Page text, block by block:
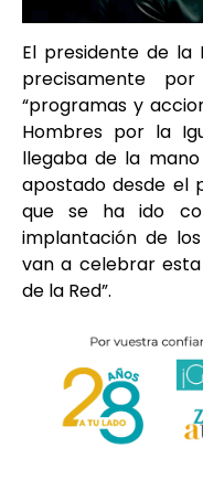
El presidente de la
precisamente
“programas y
Hombres por la
llegaba de la
apostado desde el
que se ha ido
implantación de
van a celebrar
de la Red”.